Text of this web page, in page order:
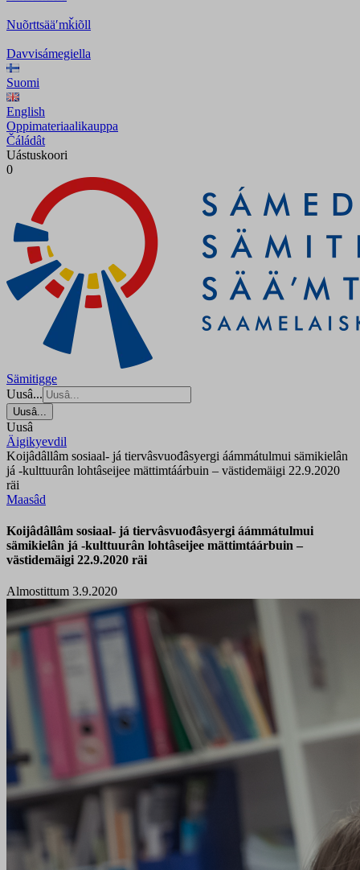
Nuõrttsääʹmǩiõll
Davvisámegiella
Suomi
English
Oppimateriaalikauppa
Čáládât
Uástuskoori
0
Sämitigge
Uusâ...
Uusâ...
Uusâ
Äigikyevdil
Koijâdâllâm sosiaal- já tiervâsvuođâsyergi áámmátulmui sämikielân
já -kulttuurân lohtâseijee mättimtáárbuin – västidemäigi 22.9.2020
räi
Maasâd
Koijâdâllâm sosiaal- já tiervâsvuođâsyergi áámmátulmui
sämikielân já -kulttuurân lohtâseijee mättimtáárbuin –
västidemäigi 22.9.2020 räi
Almostittum 3.9.2020